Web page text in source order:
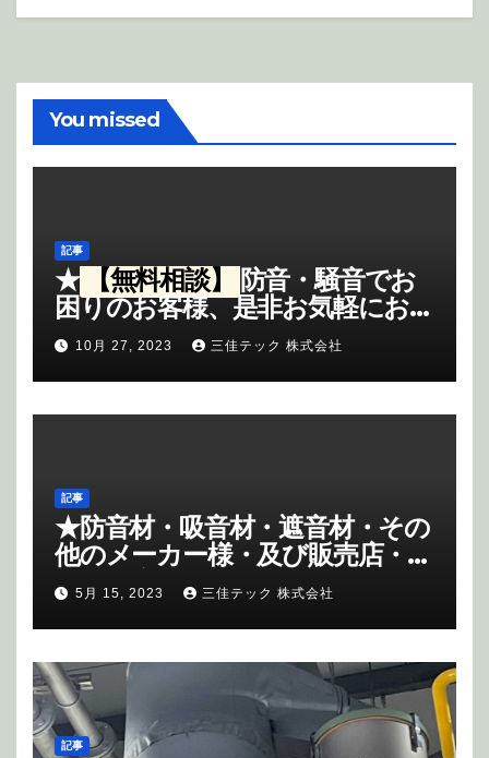
You missed
記事
★ 【無料相談】
防音・騒音でお
困りのお客様、是非お気軽にお問
合せ下さいませ、お問合せのお
客様には、
粗品進呈
させて頂き
ます。《御記入内容—無料相談
PR・御会社名・御住所・御担当
メール(限定)にてお問合せ願いま
す。 info@miyoshi-
tec.co.jp
10月 27, 2023 三佳テック 株式会社
記事
★防音材・吸音材・遮音材・その
他のメーカー様・及び販売店・商
社様の応援もさせて頂いていま
す。
5月 15, 2023 三佳テック 株式会社
記事